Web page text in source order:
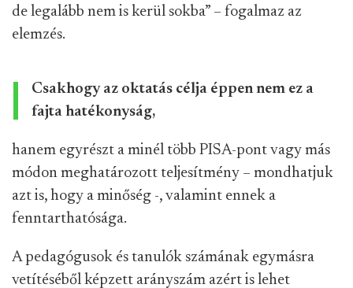
de legalább nem is kerül sokba” – fogalmaz az
elemzés.
Csakhogy az oktatás célja éppen nem ez a
fajta hatékonyság,
hanem egyrészt a minél több PISA-pont vagy más
módon meghatározott teljesítmény – mondhatjuk
azt is, hogy a minőség -, valamint ennek a
fenntarthatósága.
A pedagógusok és tanulók számának egymásra
vetítéséből képzett arányszám azért is lehet